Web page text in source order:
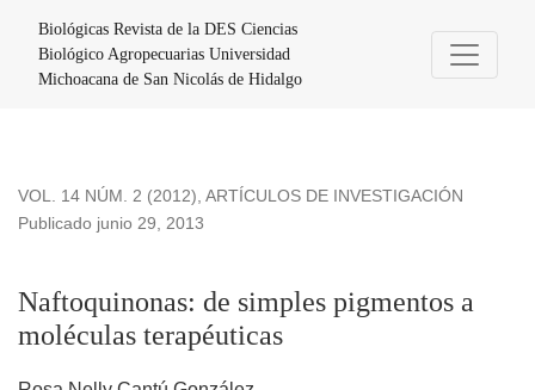
Biológicas Revista de la DES Ciencias
Biológico Agropecuarias Universidad
Michoacana de San Nicolás de Hidalgo
VOL. 14 NÚM. 2 (2012), ARTÍCULOS DE INVESTIGACIÓN
Naftoquinonas: de simples pigmentos a
moléculas terapéuticas
Publicado junio 29, 2013